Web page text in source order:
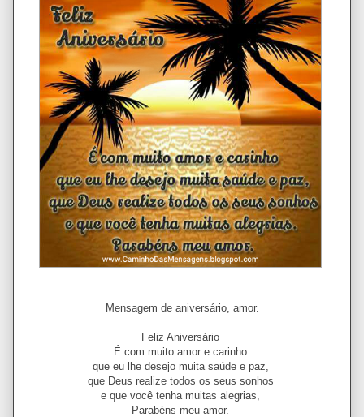
Mensagem de aniversário, amor.
Feliz Aniversário
É com muito amor e carinho
que eu lhe desejo muita saúde e paz,
que Deus realize todos os seus sonhos
e que você tenha muitas alegrias,
Parabéns meu amor.